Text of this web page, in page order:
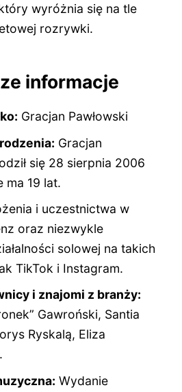
wyróżnia się na tle
rozrywki.
informacje
Gracjan Pawłowski
Gracjan
się 28 sierpnia 2006
ma 19 lat.
i uczestnictwa w
oraz niezwykle
solowej na takich
TikTok i Instagram.
i znajomi z branży:
Gawroński, Santia
Ryskalą, Eliza
Wydanie